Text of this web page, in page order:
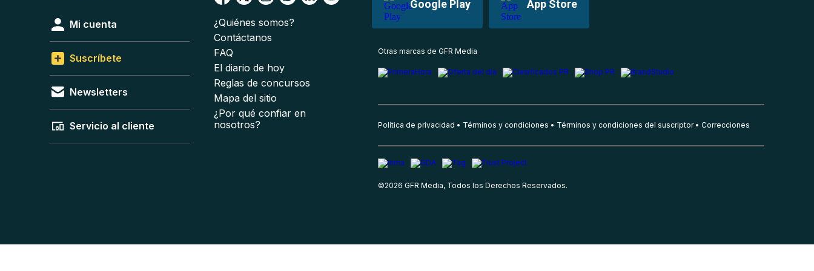
Google Play App Store
Mi cuenta
Suscríbete
Newsletters
Servicio al cliente
¿Quiénes somos?
Contáctanos
FAQ
El diario de hoy
Reglas de concursos
Mapa del sitio
¿Por qué confiar en
nosotros?
Otras marcas de GFR Media
Política de privacidad Términos y condiciones Términos y condiciones del suscriptor Correcciones
©2026 GFR Media, Todos los Derechos Reservados.